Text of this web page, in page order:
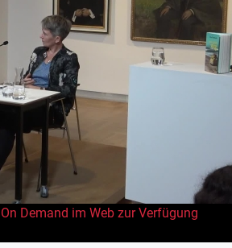
Demand im Web zur Verfügung